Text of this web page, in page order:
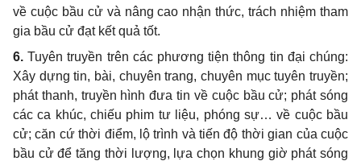
về cuộc bầu cử và nâng cao nhận thức, trách nhiệm tham
gia bầu cử đạt kết quả tốt.
6. Tuyên truyền trên các phương tiện thông tin đại chúng:
Xây dựng tin, bài, chuyên trang, chuyên mục tuyên truyền;
phát thanh, truyền hình đưa tin về cuộc bầu cử; phát sóng
các ca khúc, chiếu phim tư liệu, phóng sự… về cuộc bầu
cử; căn cứ thời điểm, lộ trình và tiến độ thời gian của cuộc
bầu cử để tăng thời lượng, lựa chọn khung giờ phát sóng